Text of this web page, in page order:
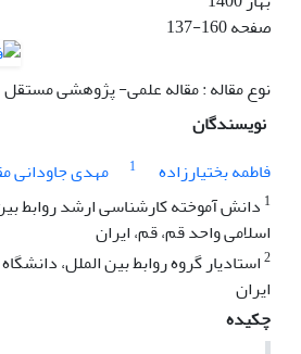
صفحه137-160
نوع مقاله : مقاله علمی- پژوهشی مستقل
نویسندگان
فاطمه بختیارزاده
1 مهدی جاودانی
1 دانش آموخته کارشناسی ارشد روابط
اسلامی واحد قم، قم، ایران
2استادیار گروه روابط بین الملل،
ایران
چکیده